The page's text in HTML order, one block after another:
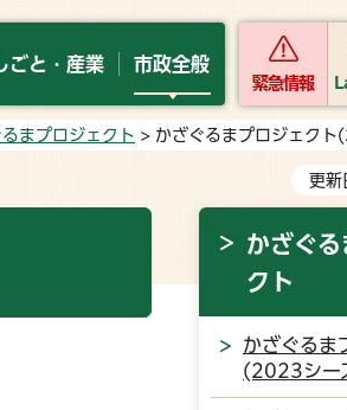
ごと・産業 市政全般
緊急情報
まプロジェクト > かざぐるまプロジェクト
更
かざぐる
クト
かざぐるま
(2023シー